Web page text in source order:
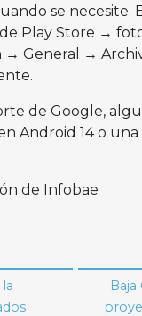
se necesite.
Play Store →
→ General →
de Google,
Android 14 o una
de Infobae